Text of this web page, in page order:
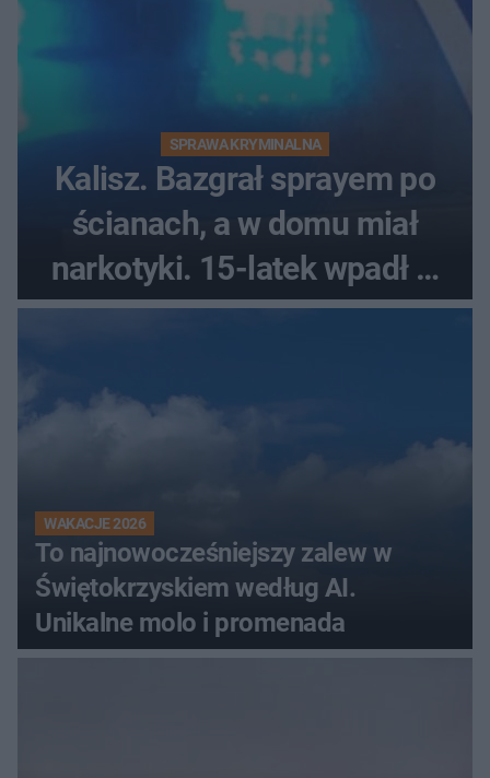
SPRAWA KRYMINALNA
Kalisz. Bazgrał sprayem po
ścianach, a w domu miał
narkotyki. 15-latek wpadł w
ręce policjantów
WAKACJE 2026
To najnowocześniejszy zalew w
Świętokrzyskiem według AI.
Unikalne molo i promenada